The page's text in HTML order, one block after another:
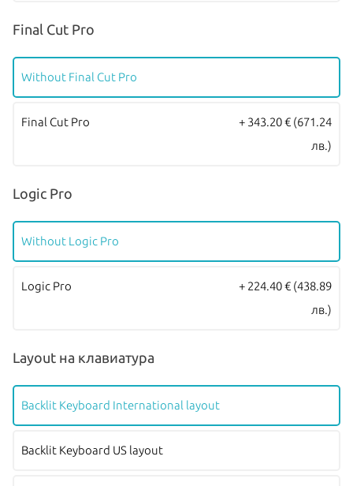
Final Cut Pro
Without Final Cut Pro
Final Cut Pro + 343.20 € (671.24
лв.)
Logic Pro
Without Logic Pro
Logic Pro + 224.40 € (438.89
лв.)
Layout на клавиатура
Backlit Keyboard International layout
Backlit Keyboard US layout